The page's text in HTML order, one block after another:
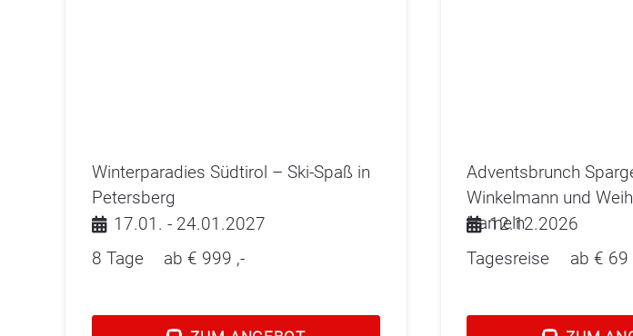
Winterparadies Südtirol – Ski-Spaß in
Petersberg
17.01. - 24.01.2027
8 Tage
ab € 999 ,-
Adventsbrunch
Winkelmann und
Hameln
12.12.2026
Tagesreise
ab € 69